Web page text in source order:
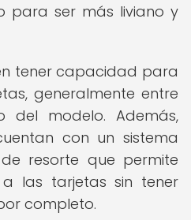
para ser más liviano y
tener capacidad para
generalmente entre
del modelo. Además,
con un sistema
resorte que permite
las tarjetas sin tener
completo.